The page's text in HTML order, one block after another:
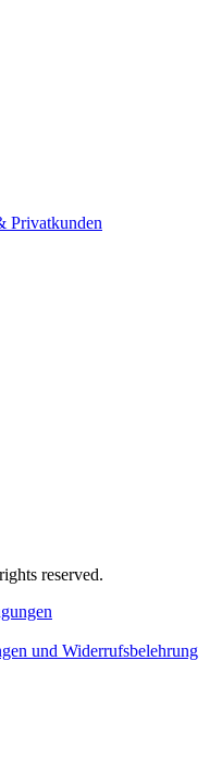
Privatkunden
reserved.
und Widerrufsbelehrung